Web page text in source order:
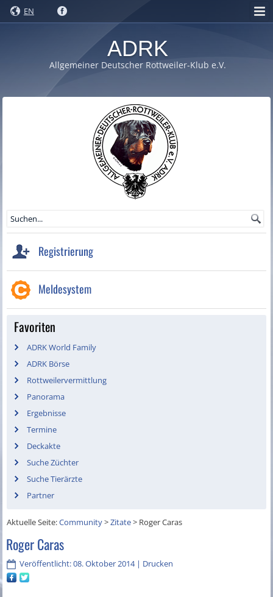
EN
ADRK
Allgemeiner Deutscher Rottweiler-Klub e.V.
Registrierung
Meldesystem
Favoriten
ADRK World Family
ADRK Börse
Rottweilervermittlung
Panorama
Ergebnisse
Termine
Deckakte
Suche Züchter
Suche Tierärzte
Partner
Aktuelle Seite:Community>Zitate> Roger Caras
Roger Caras
Veröffentlicht: 08. Oktober 2014| Drucken